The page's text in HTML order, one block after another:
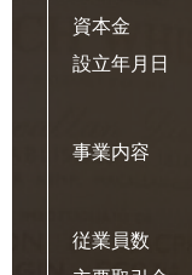
資本金
設立年月日
事業内容
従業員数